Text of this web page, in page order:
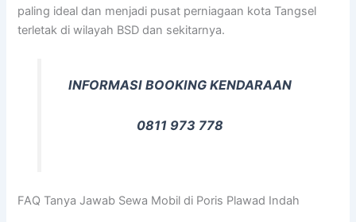
paling ideal dan menjadi pusat perniagaan kota Tangsel
terletak di wilayah BSD dan sekitarnya.
INFORMASI BOOKING KENDARAAN
0811 973 778
FAQ Tanya Jawab Sewa Mobil di Poris Plawad Indah